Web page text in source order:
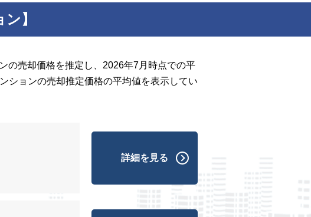
】
の売却価格を推定し、2026年7月時点での平
ションの売却推定価格の平均値を表示してい
詳細を見る